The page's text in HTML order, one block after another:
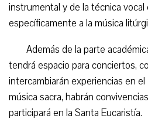
instrumental y de la técnica vocal
específicamente a la música
Además de la parte
tendrá espacio para conciertos,
intercambiarán experiencias en
música sacra, habrán
participará en la Santa Eucaristía.